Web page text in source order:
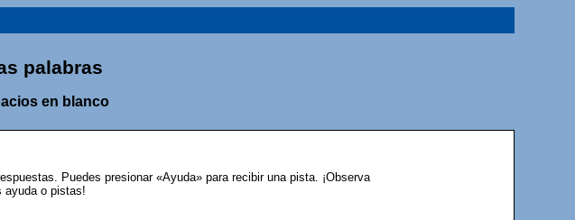
palabras
en blanco
Puedes presionar «Ayuda» para recibir una pista. ¡Observa
ayuda o pistas!